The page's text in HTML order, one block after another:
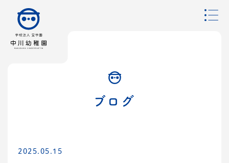
ブログ
2025.05.15